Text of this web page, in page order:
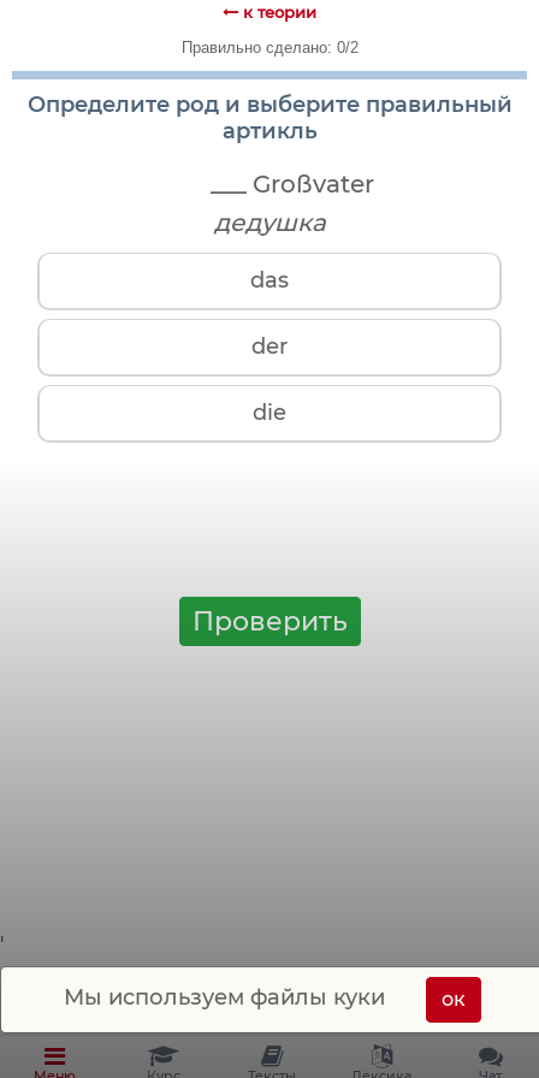
к теории
Правильно сделано: 0/2
Определите род и выберите правильный
артикль
___ Großvater
дедушка
das
der
die
Проверить
'
Мы используем файлы куки ок